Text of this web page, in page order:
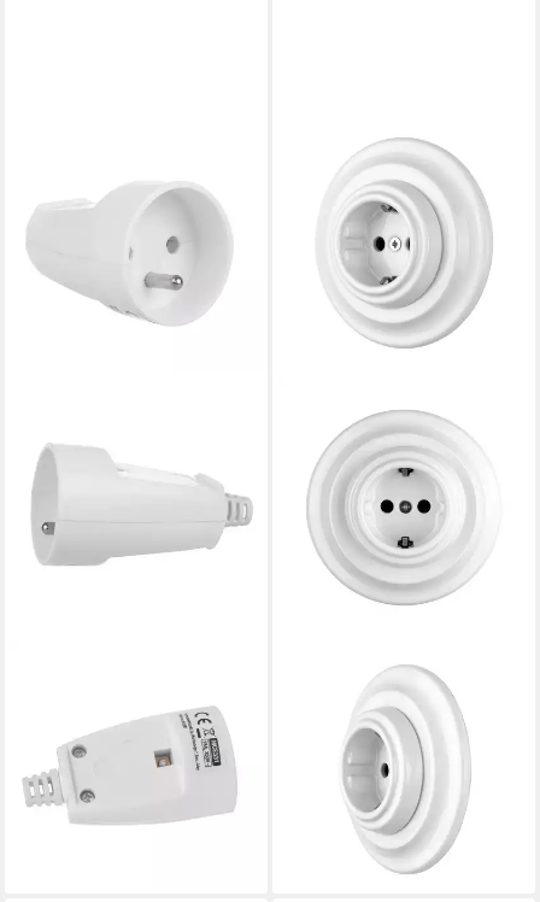
Schutzkontakt-Kupplung -
Typ-E Französisch
6,35 €
-26%
Unterputz-Steckdose
Lightstock Retro Unterputz-
Steckdose aus Hart-Porzellan,
UP1, Hart-Porzellan
29,90 €
lieferbar - in 2-3 Werktagen bei dir